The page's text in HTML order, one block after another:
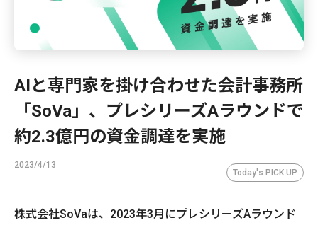
AIと専門家を掛け合わせた会計事務所
「SoVa」、プレシリーズAラウンドで
約2.3億円の資金調達を実施
2023/4/13
Today's PICK UP
株式会社SoVaは、2023年3月にプレシリーズAラウンド